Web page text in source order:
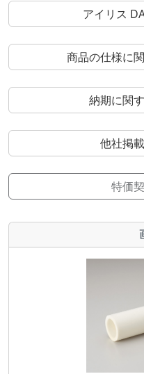
アイリス
商品の仕様に
納期に関
他社掲
特価